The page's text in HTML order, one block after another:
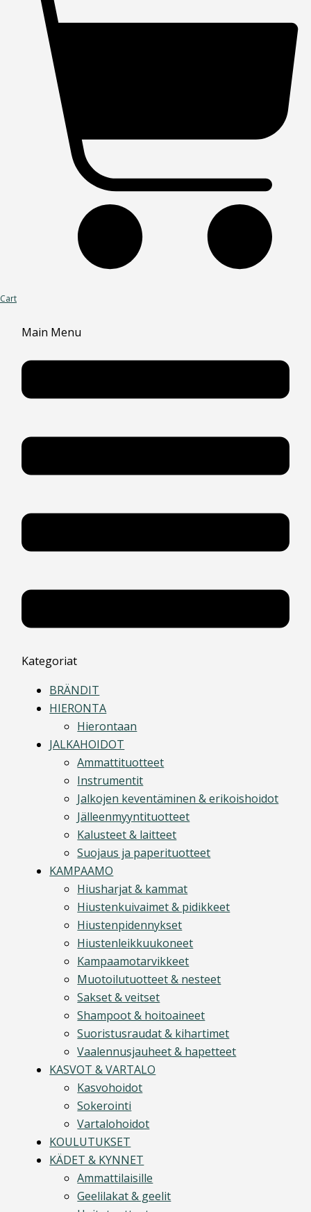
Cart
Main Menu
Kategoriat
BRÄNDIT
HIERONTA
Hierontaan
JALKAHOIDOT
Ammattituotteet
Instrumentit
Jalkojen keventäminen & erikoishoidot
Jälleenmyyntituotteet
Kalusteet & laitteet
Suojaus ja paperituotteet
KAMPAAMO
Hiusharjat & kammat
Hiustenkuivaimet & pidikkeet
Hiustenpidennykset
Hiustenleikkuukoneet
Kampaamotarvikkeet
Muotoilutuotteet & nesteet
Sakset & veitset
Shampoot & hoitoaineet
Suoristusraudat & kihartimet
Vaalennusjauheet & hapetteet
KASVOT & VARTALO
Kasvohoidot
Sokerointi
Vartalohoidot
KOULUTUKSET
KÄDET & KYNNET
Ammattilaisille
Geelilakat & geelit